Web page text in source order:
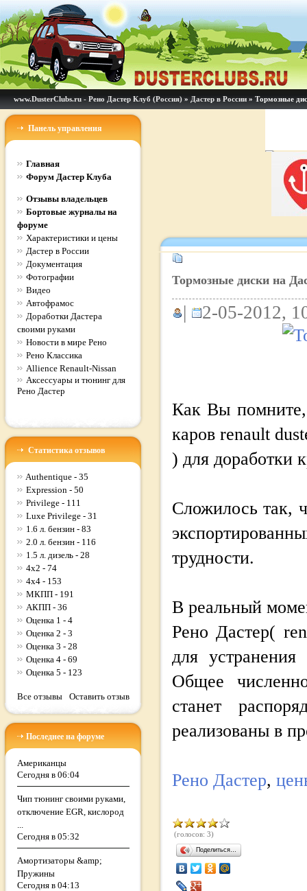
www.DusterClubs.ru - Рено Дастер Клуб (Россия) » Дастер в России » Тормозные
Панель управления
Главная
Форум Дастер Клуба
Отзывы владельцев
Бортовые журналы на
форуме
Характеристики и цены
Дастер в России
Документация
Фотографии
Видео
Автофрамос
Доработки Дастера
своими руками
Новости в мире Рено
Рено Классика
Allience Renault-Nissan
Аксессуары и тюнинг для
Рено Дастер
Статистика отзывов
Authentique - 35
Expression - 50
Privilege - 111
Luxe Privilege - 31
1.6 л. бензин - 83
2.0 л. бензин - 116
1.5 л. дизель - 28
4x2 - 74
4x4 - 153
МКПП - 191
АКПП - 36
Оценка 1 - 4
Оценка 2 - 3
Оценка 3 - 28
Оценка 4 - 69
Оценка 5 - 123
Все отзывы Оставить отзыв
Последнее на форуме
Американцы
Сегодня в 06:04
Чип тюнинг своими руками,
отключение EGR, кислород
...
Сегодня в 05:32
Амортизаторы &amp;
Пружины
Сегодня в 04:13
Тормозные диски на
| 2-05-2012,
Как Вы помните,
каров renault
) для доработки
Сложилось так,
трудности.
В реальный
Рено Дастер(
для устранения
Общее
станет
реализованы в
Рено Дастер,
(голосов: 3)
Поделиться…